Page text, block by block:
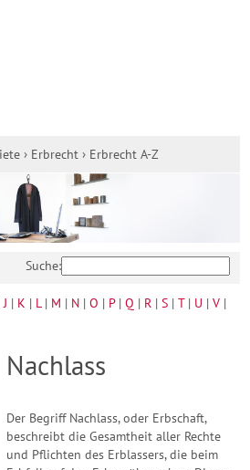
› Erbrecht › Erbrecht A-Z
Suche:
J | K | L| M | N |O | P|Q | R |S |T| U |V |
Nachlass
Der Begriff Nachlass, oder Erbschaft,
beschreibt die Gesamtheit aller Rechte
und Pflichten des Erblassers, die beim